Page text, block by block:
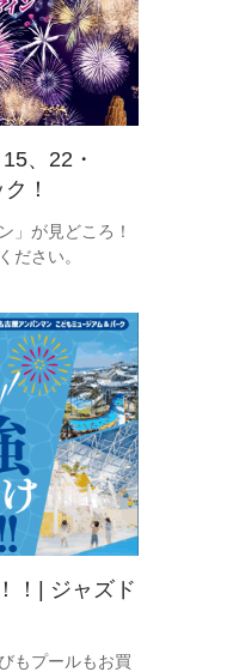
、22・
！
」が見どころ！
ださい。
！| ジャズド
もプールもお買